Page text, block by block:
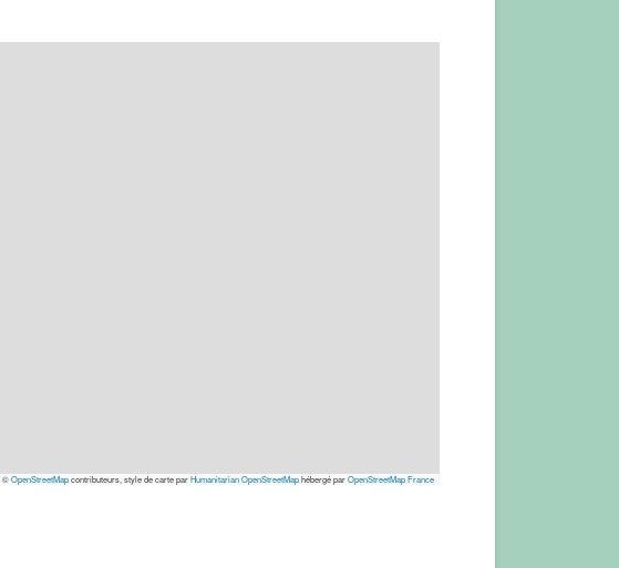
©OpenStreetMapcontributeurs, style de carte parHumanitarian OpenStreetMaphébergé parOpenStreetMap France